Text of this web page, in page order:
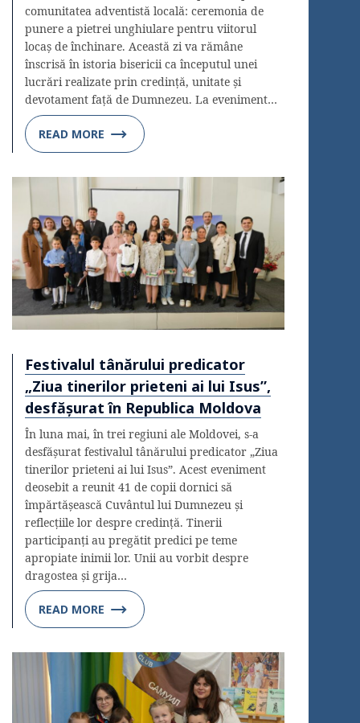
comunitatea adventistă locală: ceremonia de
punere a pietrei unghiulare pentru viitorul
locaș de închinare. Această zi va rămâne
înscrisă în istoria bisericii ca începutul unei
lucrări realizate prin credință, unitate și
devotament față de Dumnezeu. La eveniment…
READ MORE
Festivalul tânărului predicator
„Ziua tinerilor prieteni ai lui Isus”,
desfășurat în Republica Moldova
În luna mai, în trei regiuni ale Moldovei, s-a
desfășurat festivalul tânărului predicator „Ziua
tinerilor prieteni ai lui Isus”. Acest eveniment
deosebit a reunit 41 de copii dornici să
împărtășească Cuvântul lui Dumnezeu și
reflecțiile lor despre credință. Tinerii
participanți au pregătit predici pe teme
apropiate inimii lor. Unii au vorbit despre
dragostea și grija…
READ MORE